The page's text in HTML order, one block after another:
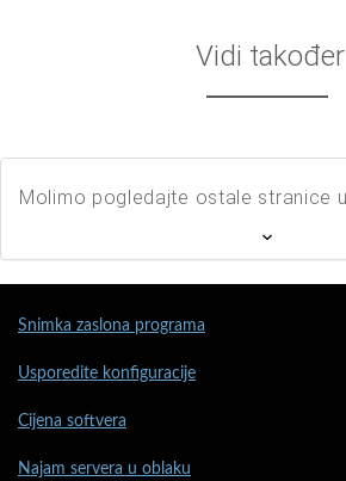
Vidi također
Molimo pogledajte ostale stranice
Snimka zaslona programa
Usporedite konfiguracije
Cijena softvera
Najam servera u oblaku